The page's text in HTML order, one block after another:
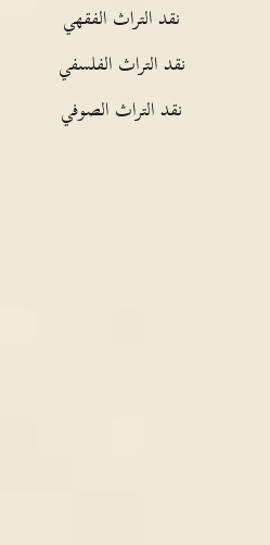
نقد التراث الفقهي
نقد التراث الفلسفي
نقد التراث الصوفي